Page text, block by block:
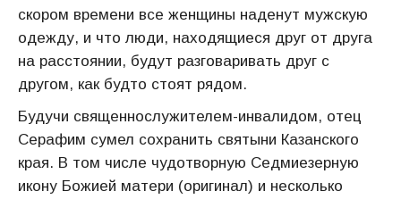
скором времени все женщины наденут мужскую
одежду, и что люди, находящиеся друг от друга
на расстоянии, будут разговаривать друг с
другом, как будто стоят рядом.
Будучи священнослужителем-инвалидом, отец
Серафим сумел сохранить святыни Казанского
края. В том числе чудотворную Седмиезерную
икону Божией матери (оригинал) и несколько